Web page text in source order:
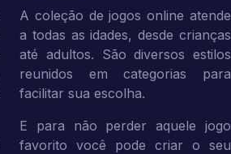
A coleção de jogos online atende
a todas as idades, desde crianças
até adultos. São diversos estilos
reunidos em categorias para
facilitar sua escolha.
E para não perder aquele jogo
favorito você pode criar o seu